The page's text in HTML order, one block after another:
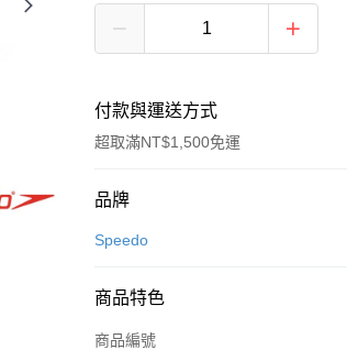
付款與運送方式
超取滿NT$1,500免運
付款方式
信用卡一次付款
品牌
Speedo
商品特色
商品編號